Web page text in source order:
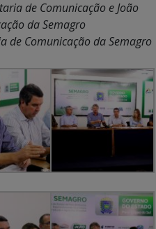
de Comunicação e João
da Semagro
de Comunicação da Semagro